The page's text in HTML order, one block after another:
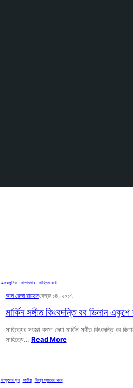
এক্সক্লুসিভ, সাক্ষাৎকার, সাহিত্য কথা
আল রেজা রায়হানফেব্রু ১৪, ২০১৭
মার্কিন সঙ্গীত কিংবদন্তি বব ডিলান
সাহিত্যের সংজ্ঞা বদলে দেয়া মার্কিন সঙ্গীত কিংবদন্তি বব
সাহিত্যে… Read More
উপকূলের মুখ, জাতীয়, ভিন্ন স্বাদের খবর